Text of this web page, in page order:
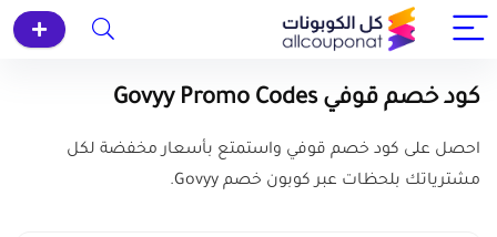
كود خصم قوفي Govyy Promo Codes
احصل على كود خصم قوفي واستمتع بأسعار مخفضة لكل
مشترياتك بلحظات عبر كوبون خصم Govyy.